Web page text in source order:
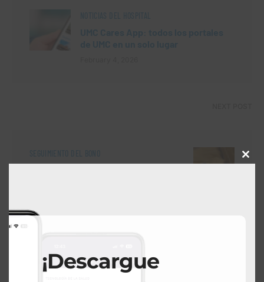
February 5, 2026
Search
Close
¡Descargue